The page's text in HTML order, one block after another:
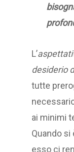
L’
desiderio
tutte
ai minimi
Quando
esso ci